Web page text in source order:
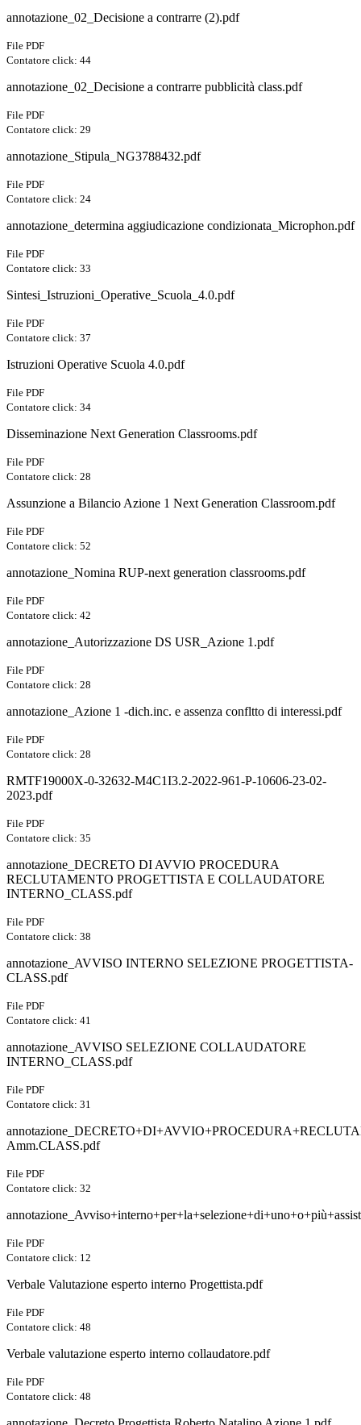
annotazione_02_Decisione a contrarre (2).pdf
File PDF
Contatore click: 44
annotazione_02_Decisione a contrarre pubblicità class.pdf
File PDF
Contatore click: 29
annotazione_Stipula_NG3788432.pdf
File PDF
Contatore click: 24
annotazione_determina aggiudicazione condizionata_Microphon.pdf
File PDF
Contatore click: 33
Sintesi_Istruzioni_Operative_Scuola_4.0.pdf
File PDF
Contatore click: 37
Istruzioni Operative Scuola 4.0.pdf
File PDF
Contatore click: 34
Disseminazione Next Generation Classrooms.pdf
File PDF
Contatore click: 28
Assunzione a Bilancio Azione 1 Next Generation Classroom.pdf
File PDF
Contatore click: 52
annotazione_Nomina RUP-next generation classrooms.pdf
File PDF
Contatore click: 42
annotazione_Autorizzazione DS USR_Azione 1.pdf
File PDF
Contatore click: 28
annotazione_Azione 1 -dich.inc. e assenza confltto di interessi.pdf
File PDF
Contatore click: 28
RMTF19000X-0-32632-M4C1I3.2-2022-961-P-10606-23-02-
2023.pdf
File PDF
Contatore click: 35
annotazione_DECRETO DI AVVIO PROCEDURA
RECLUTAMENTO PROGETTISTA E COLLAUDATORE
INTERNO_CLASS.pdf
File PDF
Contatore click: 38
annotazione_AVVISO INTERNO SELEZIONE PROGETTISTA-
CLASS.pdf
File PDF
Contatore click: 41
annotazione_AVVISO SELEZIONE COLLAUDATORE
INTERNO_CLASS.pdf
File PDF
Contatore click: 31
Amm.CLASS.pdf
File PDF
Contatore click: 32
File PDF
Contatore click: 12
Verbale Valutazione esperto interno Progettista.pdf
File PDF
Contatore click: 48
Verbale valutazione esperto interno collaudatore.pdf
File PDF
Contatore click: 48